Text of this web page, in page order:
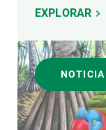
EXPLORAR
NOTICIA